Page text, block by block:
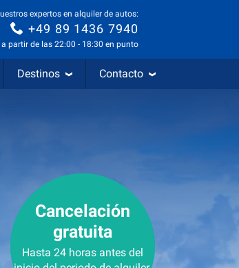
expertos en alquiler de autos:
+49 89 1436 7940
a partir de las 22:00 - 18:30 en punto
Destinos Contacto
Cancelación
gratuita
Hasta 24 horas antes del